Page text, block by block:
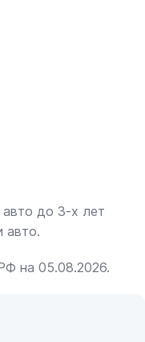
до 3-х лет
авто.
на 05.08.2026.